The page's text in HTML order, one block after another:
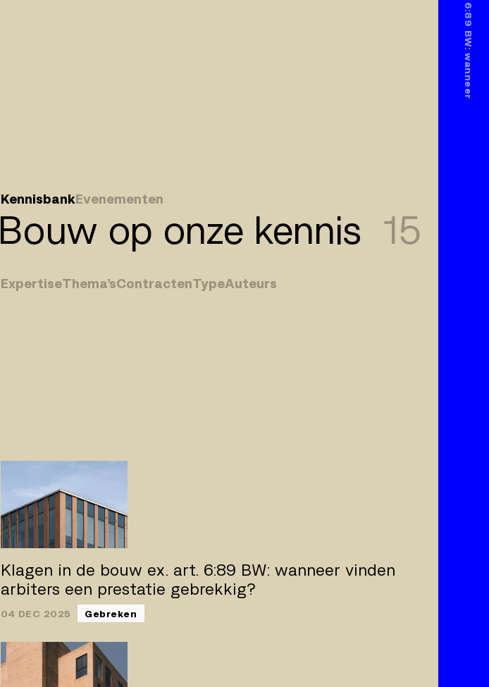
KennisbankEvenementen
Bouw op onze kennis 15
ExpertiseThema’sContractenTypeAuteurs
Klagen in de bouw ex. art. 6:89 BW: wanneer vinden
arbiters een prestatie gebrekkig?
04 DEC 2025 Gebreken